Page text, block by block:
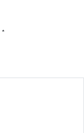
*